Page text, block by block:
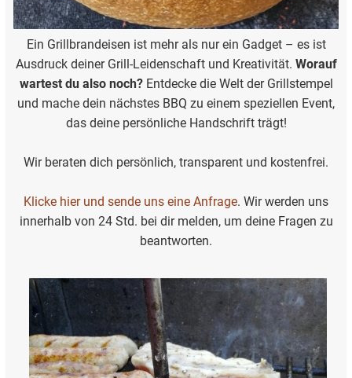
Ein Grillbrandeisen ist mehr als nur ein Gadget – es ist
Ausdruck deiner Grill-Leidenschaft und Kreativität. Worauf
wartest du also noch?Entdecke die Welt der Grillstempel
und mache dein nächstes BBQ zu einem speziellen Event,
das deine persönliche Handschrift trägt!
Wir beraten dich persönlich, transparent und kostenfrei.
Klicke hier und sende uns eine Anfrage. Wir werden uns
innerhalb von 24 Std. bei dir melden, um deine Fragen zu
beantworten.